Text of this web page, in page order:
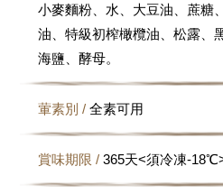
小麥麵粉、水、大豆油、蔗糖
油、特級初榨橄欖油、松露、
海鹽、酵母。
葷素別 / 全素可用
賞味期限 / 365天<須冷凍-